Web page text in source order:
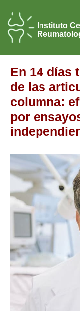
Instituto
En 14 días
de las
columna:
por